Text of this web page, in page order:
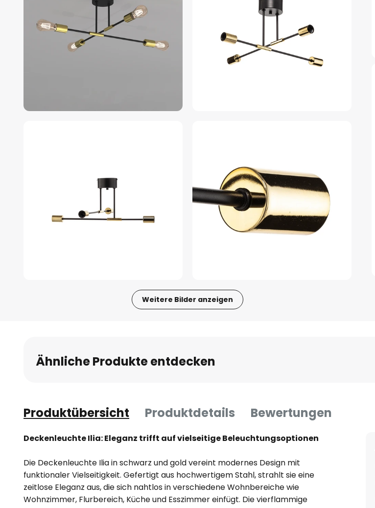
Weitere Bilder anzeigen
Bildgalerie
springen
Ähnliche Produkte entdecken
Produktübersicht Produktdetails Bewertungen
Deckenleuchte Ilia: Eleganz trifft auf vielseitige Beleuchtungsoptionen
Die Deckenleuchte Ilia in schwarz und gold vereint modernes Design mit
funktionaler Vielseitigkeit. Gefertigt aus hochwertigem Stahl, strahlt sie eine
zeitlose Eleganz aus, die sich nahtlos in verschiedene Wohnbereiche wie
Wohnzimmer, Flurbereich, Küche und Esszimmer einfügt. Die vierflammige